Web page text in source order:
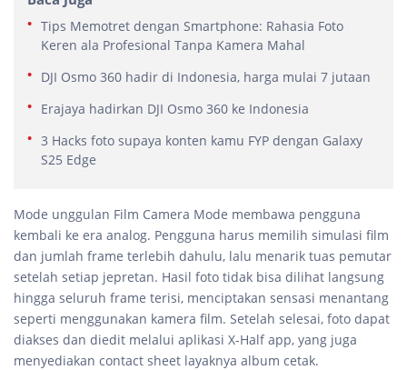
Tips Memotret dengan Smartphone: Rahasia Foto
Keren ala Profesional Tanpa Kamera Mahal
DJI Osmo 360 hadir di Indonesia, harga mulai 7 jutaan
Erajaya hadirkan DJI Osmo 360 ke Indonesia
3 Hacks foto supaya konten kamu FYP dengan Galaxy
S25 Edge
Mode unggulan Film Camera Mode membawa pengguna
kembali ke era analog. Pengguna harus memilih simulasi film
dan jumlah frame terlebih dahulu, lalu menarik tuas pemutar
setelah setiap jepretan. Hasil foto tidak bisa dilihat langsung
hingga seluruh frame terisi, menciptakan sensasi menantang
seperti menggunakan kamera film. Setelah selesai, foto dapat
diakses dan diedit melalui aplikasi X-Half app, yang juga
menyediakan contact sheet layaknya album cetak.